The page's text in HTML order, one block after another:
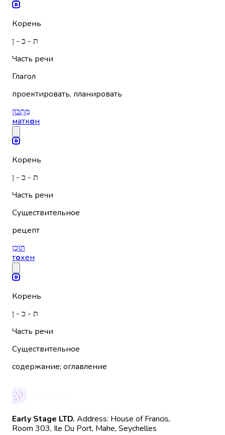
Корень
ת - כ - ן
Часть речи
Глагол
проектировать, планировать
מַתְכּוֹן
маткон
Корень
ת - כ - ן
Часть речи
Существительное
рецепт
תּוֹכֶן
тохен
Корень
ת - כ - ן
Часть речи
Существительное
содержание; оглавление
Early Stage LTD. Address: House of Francis,
Room 303, Ile Du Port, Mahe, Seychelles